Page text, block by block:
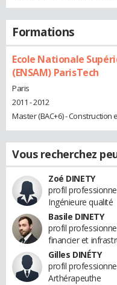
Formations
Ecole Nationale
(ENSAM) ParisTech
Paris
2011 - 2012
Master (BAC+6) -
Vous recherchez
Zoé DINETY
profil
Ingénieure qualité
Basile DINETY
profil
financier et
Gilles DINÉTY
profil
Arthérapeuthe